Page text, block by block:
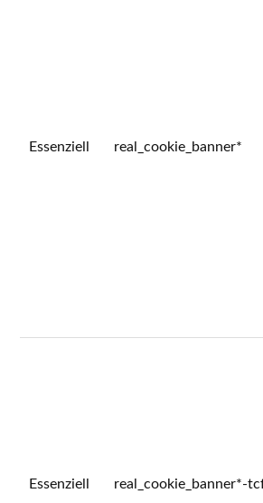
Essenziell real_cookie_banner*
Essenziell real_cookie_banner*-